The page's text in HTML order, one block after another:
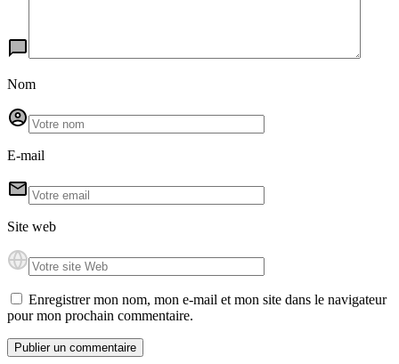
Nom
E-mail
Site web
Enregistrer mon nom, mon e-mail et mon site dans le navigateur
pour mon prochain commentaire.